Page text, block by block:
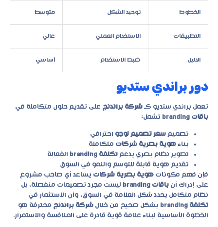
الخطوط توحيد الشكل متوسط
التطبيقات الاستخدام العملي عالي
الدليل ضبط الاستخدام أساسي
دور براندي ستديو
تعمل براندي ستديو كـ شركة براندنج على تقديم حلول متكاملة في
باقات branding
تشمل:
تصميم سعر تصميم لوجو احترافي
بناء هوية بصرية شركات متكاملة
تطوير نظام بصري يدعم تكلفة branding
الفعالة
تقديم هوية قابلة للتوسع والنمو في السوق
فإن فهم مكونات هوية بصرية شركات يساعد أي صاحب مشروع
على إدراك أن باقات branding
ليست مجرد تصميمات منفصلة، بل
نظام متكامل يحدد شكل العلامة في السوق، وأن الاستثمار في
تكلفة branding
بشكل صحيح من خلال شركة براندنج محترفة هو
الخطوة الأساسية لبناء علامة قوية قادرة على المنافسة والاستمرار.